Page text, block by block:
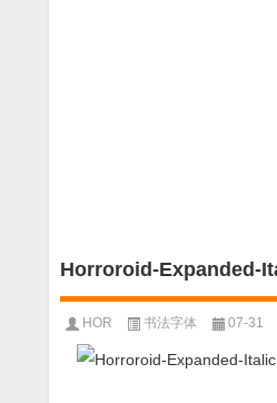
Horroroid-Expanded-
HOR 书法字体 07-31